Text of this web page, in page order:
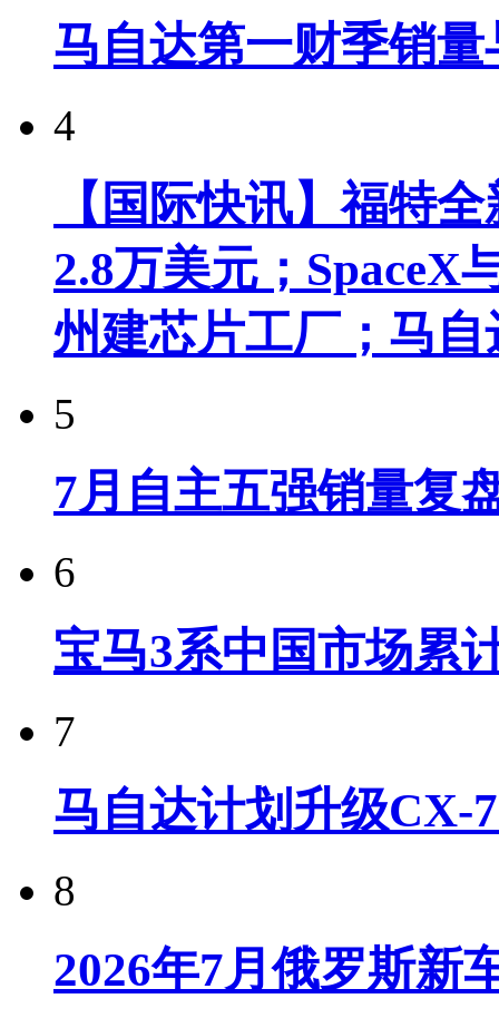
马自达第一财季销
4
【国际快讯】福特
2.8万美元；SpaceX
州建芯片工厂；马
5
7月自主五强销量复
6
宝马3系中国市场累
7
马自达计划升级CX-
8
2026年7月俄罗斯新